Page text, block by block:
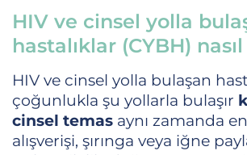
HIV ve cinsel yolla
hastalıklar (CYBH)
HIV ve cinsel yolla bulaşan
çoğunlukla şu yollarla bulaşır
cinsel temas aynı zamanda
alışverişi, şırınga veya iğne